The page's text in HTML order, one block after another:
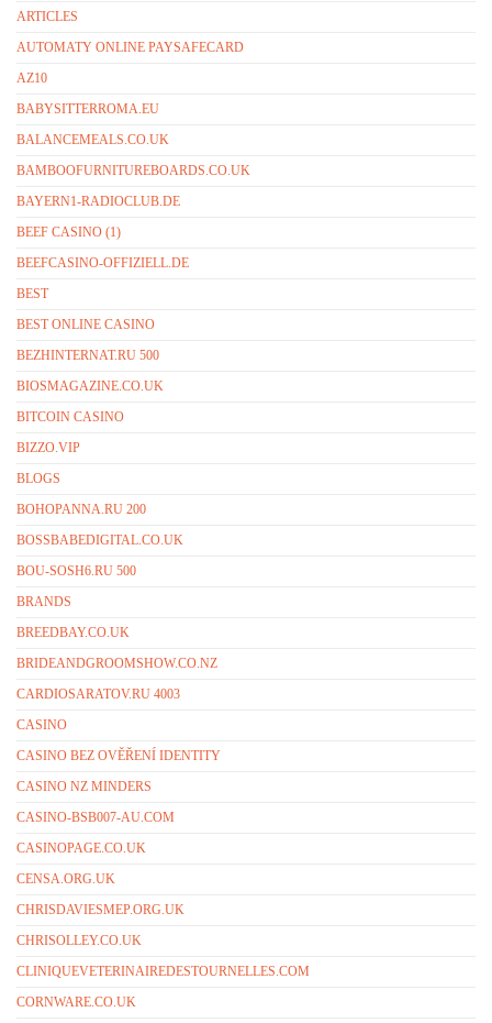
ARTICLES
AUTOMATY ONLINE PAYSAFECARD
AZ10
BABYSITTERROMA.EU
BALANCEMEALS.CO.UK
BAMBOOFURNITUREBOARDS.CO.UK
BAYERN1-RADIOCLUB.DE
BEEF CASINO (1)
BEEFCASINO-OFFIZIELL.DE
BEST
BEST ONLINE CASINO
BEZHINTERNAT.RU 500
BIOSMAGAZINE.CO.UK
BITCOIN CASINO
BIZZO.VIP
BLOGS
BOHOPANNA.RU 200
BOSSBABEDIGITAL.CO.UK
BOU-SOSH6.RU 500
BRANDS
BREEDBAY.CO.UK
BRIDEANDGROOMSHOW.CO.NZ
CARDIOSARATOV.RU 4003
CASINO
CASINO BEZ OVĚŘENÍ IDENTITY
CASINO NZ MINDERS
CASINO-BSB007-AU.COM
CASINOPAGE.CO.UK
CENSA.ORG.UK
CHRISDAVIESMEP.ORG.UK
CHRISOLLEY.CO.UK
CLINIQUEVETERINAIREDESTOURNELLES.COM
CORNWARE.CO.UK